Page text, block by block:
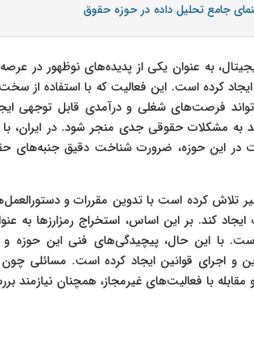
جامع تحلیل داده در حوزه حقوق
به عنوان یکی از پدیده‌های نوظهور در
ایجاد کرده است. این فعالیت که با استفاده از
فرصت‌های شغلی و درآمدی قابل توجهی
به مشکلات حقوقی جدی منجر شود. در ایران،
در این حوزه، ضرورت شناخت دقیق
تلاش کرده است با تدوین مقررات و
ایجاد کند. بر این اساس، استخراج رمزارزها
با این حال، پیچیدگی‌های فنی این حوزه و
و اجرای قوانین ایجاد کرده است. مسائلی
مقابله با فعالیت‌های غیرمجاز، همچنان